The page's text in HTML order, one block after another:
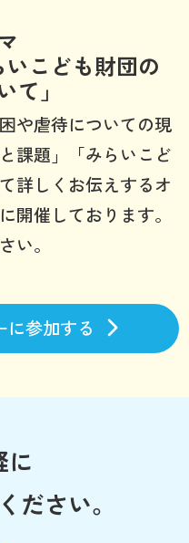
いこども財団の
て」
や虐待についての現
課題」「みらいこど
詳しくお伝えするオ
開催しております。
い。
に参加する
に
ださい。